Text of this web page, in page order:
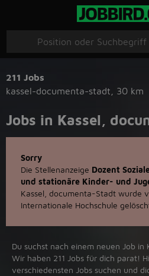
211 Jobs
kassel-documenta-stadt
30 km
Jobs in Kassel,
Sorry
Die Stellenanzeige Dozent
und stationäre Kinder- und
Kassel, documenta-Stadt wurde
Internationale Hochschule
Du suchst nach einem neuen Job
Wir haben 211 Jobs für dich parat!
verschiedensten Jobs suchen und